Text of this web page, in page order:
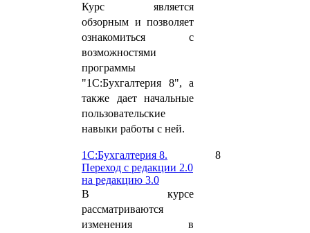
Курс является
обзорным и позволяет
ознакомиться с
возможностями
программы
"1С:Бухгалтерия 8", а
также дает начальные
пользовательские
навыки работы с ней.
1С:Бухгалтерия 8.
Переход с редакции 2.0
на редакцию 3.0
В курсе
рассматриваются
изменения в
8